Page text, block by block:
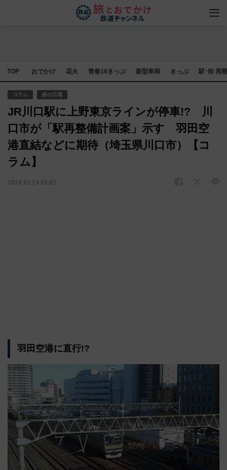
TOP おでかけ 花火 青春18きっぷ 新型車両 きっぷ 駅･街 再
コラム 鉄の広場
JR川口駅に上野東京ラインが停車!? 川
口市が「駅再整備計画案」示す 羽田空
港直結などに期待（埼玉県川口市）【コ
ラム】
2024.02.24 09:02
羽田空港に直行!?